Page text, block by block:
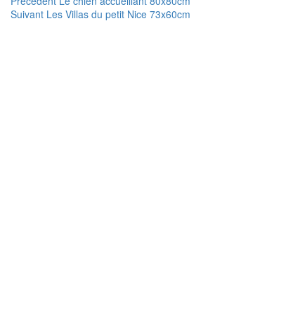
de
précédent :
Suivant Article
Les Villas du petit Nice 73x60cm